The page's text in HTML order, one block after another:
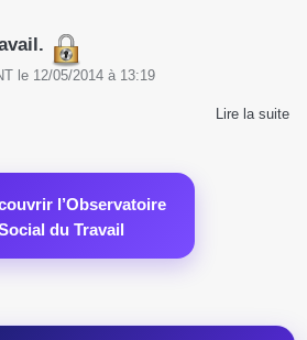
le 12/05/2014 à 13:19
Lire la suite
l’Observatoire
du Travail